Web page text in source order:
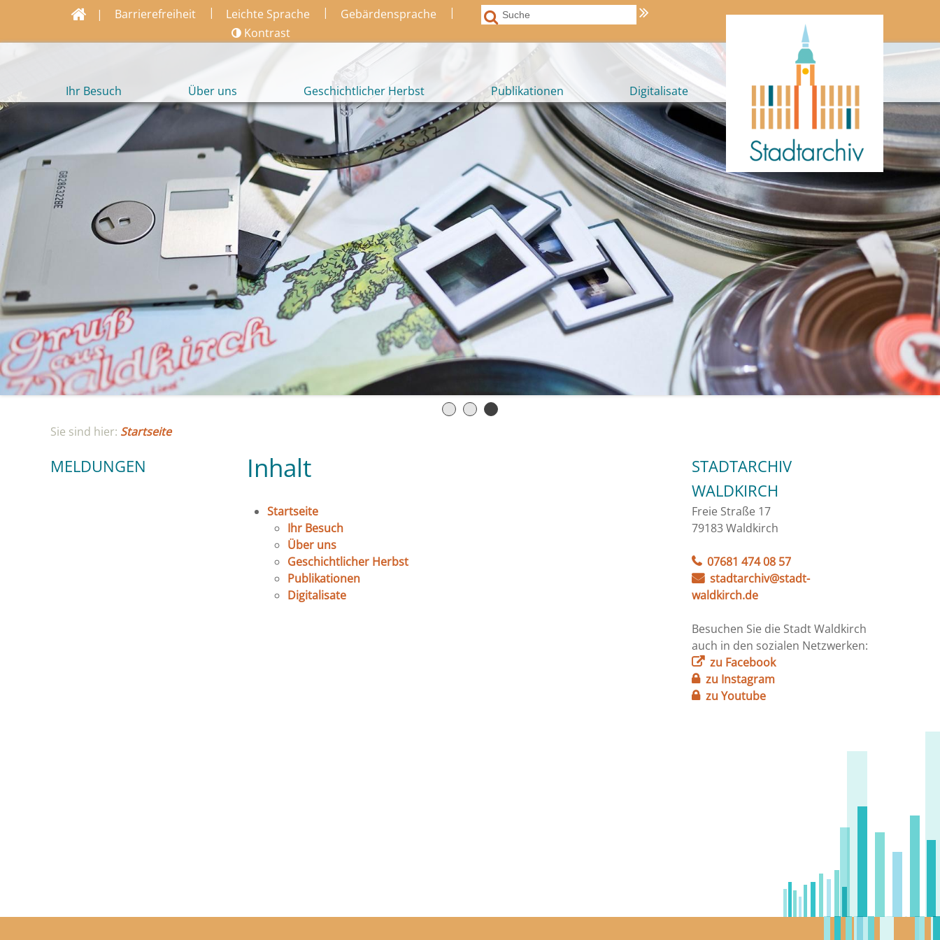
| Barrierefreiheit | Leichte Sprache | Gebärdensprache
|
Kontrast
Ihr Besuch Über uns Geschichtlicher Herbst Publikationen Digitalisate
Sie sind hier: Startseite
MELDUNGEN Inhalt
Startseite
Ihr Besuch
Über uns
Geschichtlicher Herbst
Publikationen
Digitalisate
STADTARCHIV
WALDKIRCH
Freie Straße 17
79183 Waldkirch
07681 474 08 57
stadtarchiv@stadt-
waldkirch.de
Besuchen Sie die Stadt Waldkirch
auch in den sozialen Netzwerken:
zu Facebook
zu Instagram
zu Youtube